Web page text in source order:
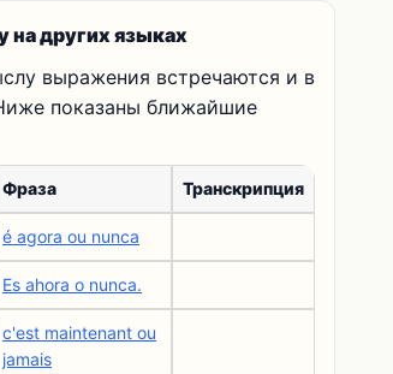
на других языках
выражения встречаются и в
показаны ближайшие
Фраза Транскрипция
é agora ou nunca
Es ahora o nunca.
c'est maintenant ou
jamais